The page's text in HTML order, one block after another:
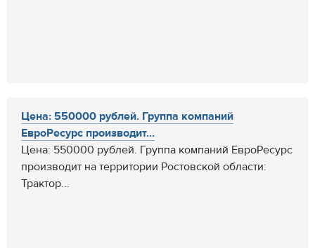
Цена: 550000 рублей. Группа компаний
ЕвроРесурс производит...
Цена: 550000 рублей. Группа компаний ЕвроРесурс
производит на территории Ростовской области:
Трактор...